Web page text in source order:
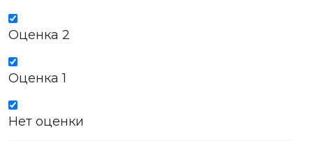
Оценка 2
Оценка 1
Нет оценки